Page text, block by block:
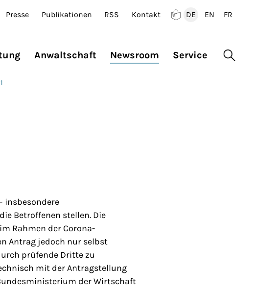
Presse Publikationen RSS Kontakt
DE
EN
FR
Anwaltschaft Newsroom Service Suche
insbesondere
Betroffenen stellen. Die
Rahmen der Corona-
Antrag jedoch nur selbst
prüfende Dritte zu
mit der Antragstellung
der Wirtschaft